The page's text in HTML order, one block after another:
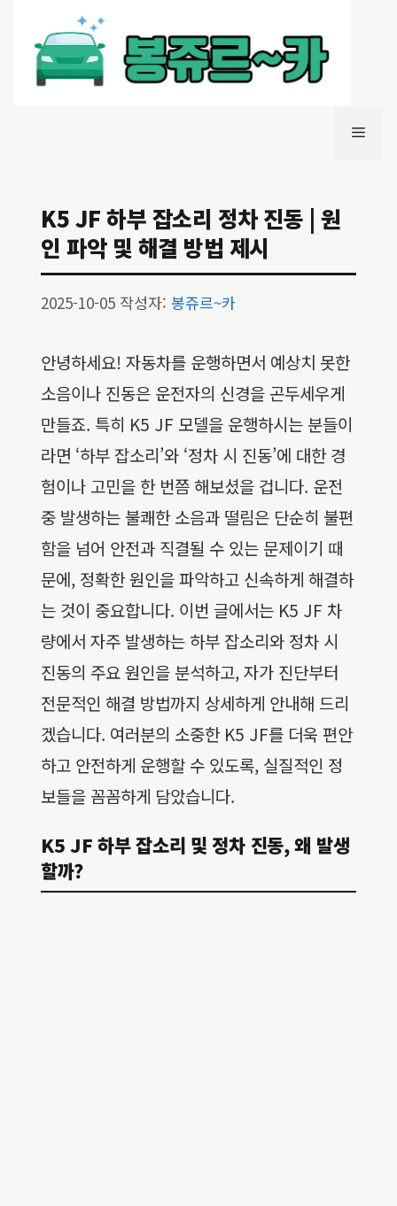
메
K5 JF 하부 잡소리 정차 진동 | 원
인 파악 및 해결 방법 제시
2025-10-05 작성자: 봉쥬르~카
안녕하세요! 자동차를 운행하면서 예상치 못한
소음이나 진동은 운전자의 신경을 곤두세우게
만들죠. 특히 K5 JF 모델을 운행하시는 분들이
라면 ‘하부 잡소리’와 ‘정차 시 진동’에 대한 경
험이나 고민을 한 번쯤 해보셨을 겁니다. 운전
중 발생하는 불쾌한 소음과 떨림은 단순히 불편
함을 넘어 안전과 직결될 수 있는 문제이기 때
문에, 정확한 원인을 파악하고 신속하게 해결하
는 것이 중요합니다. 이번 글에서는 K5 JF 차
량에서 자주 발생하는 하부 잡소리와 정차 시
진동의 주요 원인을 분석하고, 자가 진단부터
전문적인 해결 방법까지 상세하게 안내해 드리
겠습니다. 여러분의 소중한 K5 JF를 더욱 편안
하고 안전하게 운행할 수 있도록, 실질적인 정
보들을 꼼꼼하게 담았습니다.
K5 JF 하부 잡소리 및 정차 진동, 왜 발생
할까?